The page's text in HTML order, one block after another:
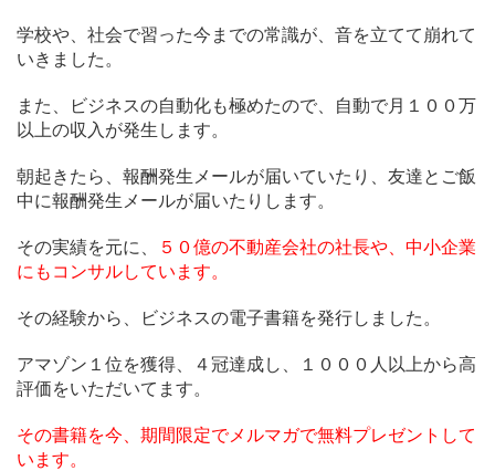
学校や、社会で習った今までの常識が、音を立てて崩れて
いきました。
また、ビジネスの自動化も極めたので、自動で月１００万
以上の収入が発生します。
朝起きたら、報酬発生メールが届いていたり、友達とご飯
中に報酬発生メールが届いたりします。
その実績を元に、
５０億の不動産会社の社長や、中小企業
にもコンサルしています。
その経験から、ビジネスの電子書籍を発行しました。
アマゾン１位を獲得、４冠達成し、１０００人以上から高
評価をいただいてます。
その書籍を今、期間限定でメルマガで無料プレゼントして
います。